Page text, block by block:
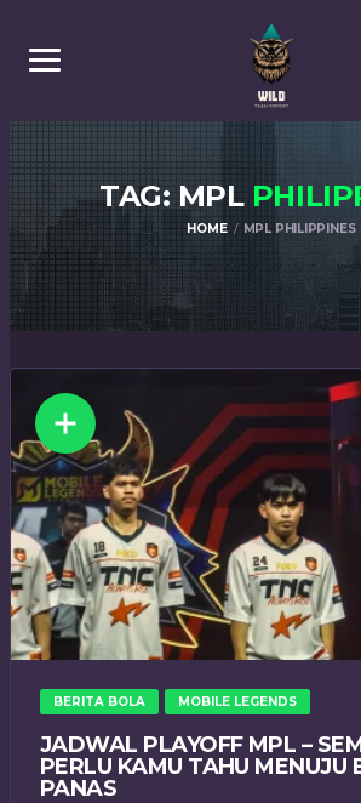
TAG: MPL
HOME MPL PHILIPPINES
BERITA BOLA MOBILE LEGENDS
JADWAL PLAYOFF MPL –
PERLU KAMU TAHU MENUJU
PANAS